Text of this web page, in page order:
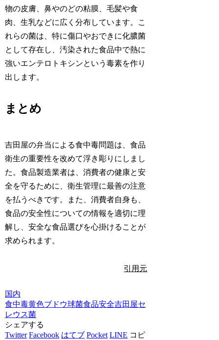
物の皮膚、鼻やのどの粘膜、毛髪や食
肉、生乳などに広く分布しています。こ
れらの菌は、特に傷口やおできに化膿菌
として存在し、汚染された食品中で熱に
強いエンテロトキシンという毒素を作り
出します。
まとめ
吉田屋の弁当による食中毒問題は、食品
衛生の重要性を改めて浮き彫りにしまし
た。食品製造業者は、消費者の健康と安
全を守るために、衛生管理に最善の注意
を払うべきです。また、消費者自身も、
食品の安全性についての情報を適切に理
解し、安全な食品選びを心掛けることが
求められます。
引用元
国内
食中毒黄色ブドウ球菌食品安全吉田屋セ
レウス菌
シェアする
Twitter Facebook はてブ Pocket LINE コピ